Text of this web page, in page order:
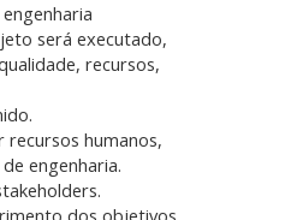
será executado,
recursos,
recursos humanos,
engenharia.